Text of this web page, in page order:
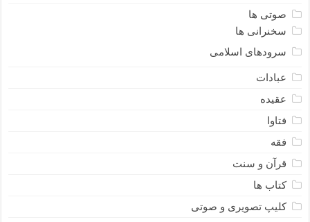
صوتی ها
سخنرانی ها
سرودهای اسلامی
عبادات
عقیده
فتاوا
فقه
قرآن و سنت
کتاب ها
کلیپ تصویری و صوتی